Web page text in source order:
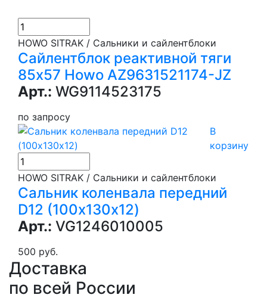
HOWO SITRAK / Сальники и сайлентблоки
Сайлентблок реактивной тяги
85х57 Howo AZ9631521174-JZ
Арт.: WG9114523175
по запросу
В
корзину
HOWO SITRAK / Сальники и сайлентблоки
Сальник коленвала передний
D12 (100х130х12)
Арт.: VG1246010005
500 руб.
Доставка
по всей России